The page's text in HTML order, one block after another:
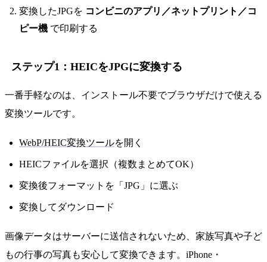
変換したJPGを コンビニのアプリ／ネットプリント／コ
ピー機 で印刷する
ステップ1：HEICをJPGに変換する
一番手軽なのは、インストール不要でブラウザだけで使える
変換ツールです。
WebP/HEIC変換ツールを開く
HEICファイルを選択（複数まとめてOK）
変換後フォーマットを「JPG」に選ぶ
変換してダウンロード
画像データはサーバーに送信されないため、家族写真や子ど
もの行事の写真も安心して変換できます。iPhone・